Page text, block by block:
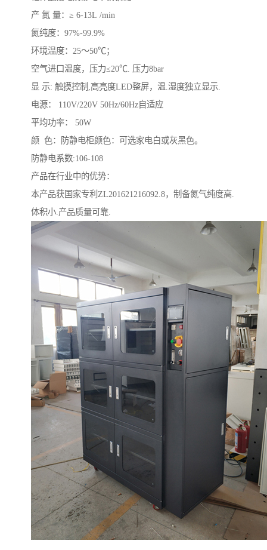
产 氮 量：≥ 6-13L /min
氮纯度：97%-99.9%
环境温度：25～50℃；
空气进口温度，压力≤20℃. 压力8bar
显 示: 触摸控制,高亮度LED整屏，温.湿度独立显示.
电源： 110V/220V 50Hz/60Hz自适应
平均功率： 50W
颜 色：防静电柜颜色：可选家电白或灰黑色。
防静电系数:106-108
产品在行业中的优势：
本产品获国家专利ZL201621216092.8，制备氮气纯度高.
体积小.产品质量可靠.